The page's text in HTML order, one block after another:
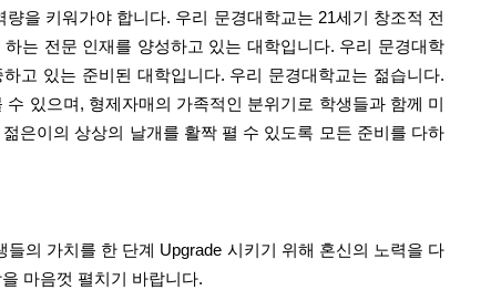
을 키워가야 합니다. 우리 문경대학교는 21세기 창조적 전
는 전문 인재를 양성하고 있는 대학입니다. 우리 문경대학
고 있는 준비된 대학입니다. 우리 문경대학교는 젊습니다.
있으며, 형제자매의 가족적인 분위기로 학생들과 함께 미
은이의 상상의 날개를 활짝 펼 수 있도록 모든 준비를 다하
의 가치를 한 단계 Upgrade 시키기 위해 혼신의 노력을 다
마음껏 펼치기 바랍니다.